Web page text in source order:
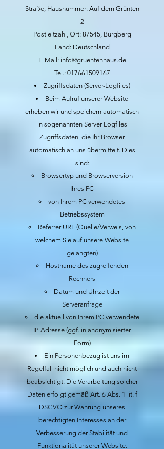
Straße, Hausnummer: Auf dem Grünten
2
Postleitzahl, Ort: 87545, Burgberg
Land: Deutschland
E-Mail: info@gruentenhaus.de
Tel.: 017661509167
Zugriffsdaten (Server-Logfiles)
Beim Aufruf unserer Website
erheben wir und speichern automatisch
in sogenannten Server-Logfiles
Zugriffsdaten, die Ihr Browser
automatisch an uns übermittelt. Dies
sind:
Browsertyp und Browserversion
Ihres PC
von Ihrem PC verwendetes
Betriebssystem
Referrer URL (Quelle/Verweis, von
welchem Sie auf unsere Website
gelangten)
Hostname des zugreifenden
Rechners
Datum und Uhrzeit der
Serveranfrage
die aktuell von Ihrem PC verwendete
IP-Adresse (ggf. in anonymisierter
Form)
Ein Personenbezug ist uns im
Regelfall nicht möglich und auch nicht
beabsichtigt. Die Verarbeitung solcher
Daten erfolgt gemäß Art. 6 Abs. 1 lit. f
DSGVO zur Wahrung unseres
berechtigten Interesses an der
Verbesserung der Stabilität und
Funktionalität unserer Website.